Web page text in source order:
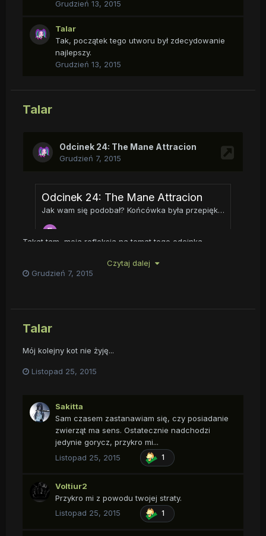
Grudzień 13, 2015
Talar
Tak, początek tego utworu był zdecydowanie
najlepszy.
Grudzień 13, 2015
Talar
Takat tam, moja refleksja na temat tego odcinka.
Czytaj dalej
Grudzień 7, 2015
Talar
Mój kolejny kot nie żyję...
Listopad 25, 2015
Sakitta
Sam czasem zastanawiam się, czy posiadanie
zwierząt ma sens. Ostatecznie nadchodzi
jedynie gorycz, przykro mi...
Listopad 25, 2015
1
Voltiur2
Przykro mi z powodu twojej straty.
Listopad 25, 2015
1